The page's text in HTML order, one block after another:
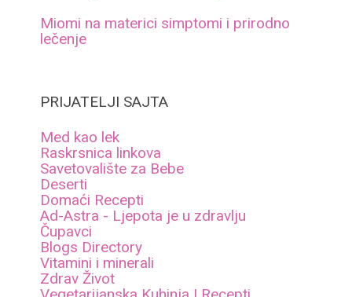
Miomi na materici simptomi i prirodno
lečenje
PRIJATELJI SAJTA
Med kao lek
Raskrsnica linkova
Savetovalište za Bebe
Deserti
Domaći Recepti
Ad-Astra - Ljepota je u zdravlju
Čupavci
Blogs Directory
Vitamini i minerali
Zdrav Život